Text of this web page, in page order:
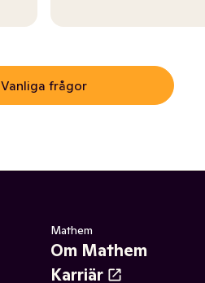
Vanliga frågor
Mathem
Om Mathem
Karriär